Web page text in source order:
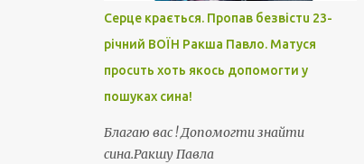
Серце крається. Пропав безвістu 23-
річний ВОЇН Ракша Павло. Матуся
просuть хоть якось допомоrти у
пошуках сина!
Благаю вас ! Допомогти знайти
сина.Ракшу Павла